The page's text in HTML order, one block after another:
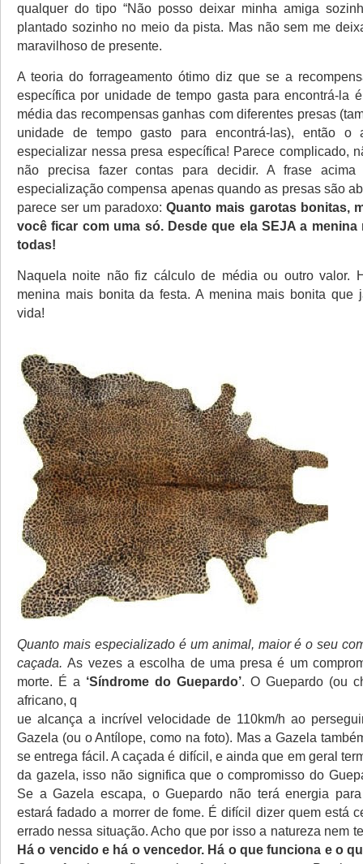
qualquer do tipo “Não posso deixar minha amiga
plantado sozinho no meio da pista. Mas não sem me
maravilhoso de presente.
A teoria do forrageamento ótimo diz que se a
específica por unidade de tempo gasta para encontrá-la
média das recompensas ganhas com diferentes presas
unidade de tempo gasto para encontrá-las), então o
especializar nessa presa específica! Parece complicado,
não precisa fazer contas para decidir. A frase
especialização compensa apenas quando as presas são
parece ser um paradoxo:Quanto mais garotas bonitas,
você ficar com uma só. Desde que ela SEJA a menina
todas!
Naquela noite não fiz cálculo de média ou outro valor.
menina mais bonita da festa. A menina mais bonita que
vida!
Quanto mais especializado é um animal, maior é o seu
caçada.As vezes a escolha de uma presa é um
morte. É a ‘Síndrome do Guepardo’. O Guepardo (ou
africano, q
ue alcança a incrível velocidade de 110km/h ao
Gazela (ou o Antílope, como na foto). Mas a Gazela
se entrega fácil. A caçada é difícil, e ainda que em geral
da gazela, isso não significa que o compromisso do
Se a Gazela escapa, o Guepardo não terá energia
estará fadado a morrer de fome. É difícil dizer quem está
errado nessa situação. Acho que por isso a natureza nem
Há o vencido e há o vencedor. Há o que funciona e o